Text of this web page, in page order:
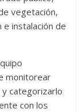
vegetación,
instalación de
monitorear
y categorizarlo
con los